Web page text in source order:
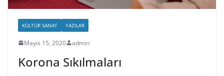
KÜLTÜR SANAT YAZILAR
Mayıs 15, 2020 admin
Korona Sıkılmaları